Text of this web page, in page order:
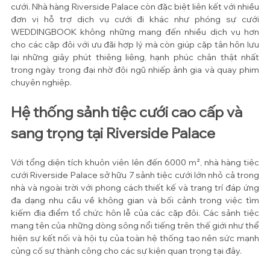
cưới. Nhà hàng Riverside Palace còn đặc biệt liên kết với nhiều
đơn vị hỗ trợ dịch vụ cưới đi khác như phóng sự cưới
WEDDINGBOOK không những mang đến nhiều dịch vụ hơn
cho các cặp đôi với ưu đãi hợp lý mà còn giúp cặp tân hôn lưu
lại những giây phút thiêng liêng, hạnh phúc chân thật nhất
trong ngày trọng đại nhờ đội ngũ nhiếp ảnh gia và quay phim
chuyên nghiệp.
Hệ thống sảnh tiệc cưới cao cấp và
sang trọng tại Riverside Palace
Với tổng diện tích khuôn viên lên đến 6000 m², nhà hàng tiệc
cưới Riverside Palace sở hữu 7 sảnh tiệc cưới lớn nhỏ cả trong
nhà và ngoài trời với phong cách thiết kế và trang trí đáp ứng
đa dạng nhu cầu về không gian và bối cảnh trong việc tìm
kiếm địa điểm tổ chức hôn lễ của các cặp đôi. Các sảnh tiệc
mang tên của những dòng sông nổi tiếng trên thế giới như thể
hiện sự kết nối và hội tụ của toàn hệ thống tạo nên sức mạnh
củng cố sự thành công cho các sự kiện quan trọng tại đây.